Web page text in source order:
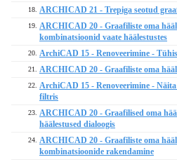
18. ARCHICAD 21 - Trepiga seotud
19. ARCHICAD 20 - Graafiliste oma
kombinatsioonid vaate häälestustes
20. ArchiCAD 15 - Renoveerimine -
21. ARCHICAD 20 - Graafiliste oma
22. ArchiCAD 15 - Renoveerimine -
filtris
23. ARCHICAD 20 - Graafilised oma
häälestused dialoogis
24. ARCHICAD 20 - Graafiliste oma
kombinatsioonide rakendamine